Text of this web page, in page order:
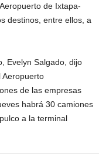
de Ixtapa-
destinos, entre ellos, a
Evelyn Salgado, dijo
Aeropuerto
de las empresas
habrá 30 camiones
a la terminal